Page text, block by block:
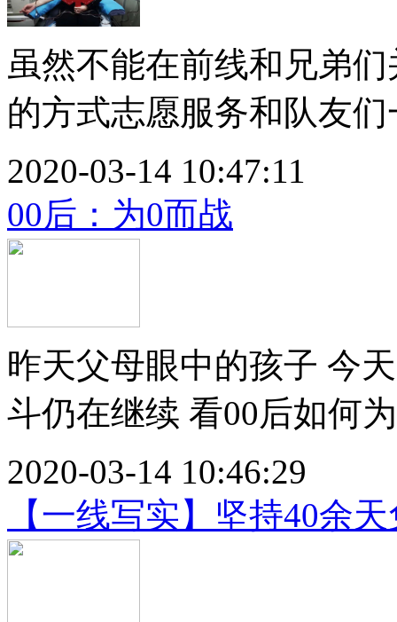
虽然不能在前线和兄弟
的方式志愿服务和队友
2020-03-14 10:47:11
00后：为0而战
昨天父母眼中的孩子 今
斗仍在继续 看00后如何
2020-03-14 10:46:29
【一线写实】坚持40余